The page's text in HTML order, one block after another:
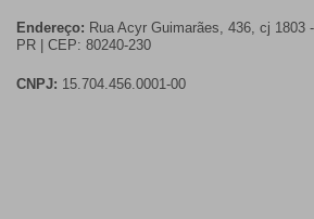
Endereço: Rua Acyr Guimarães, 436, cj 1803
PR | CEP: 80240-230
CNPJ: 15.704.456.0001-00